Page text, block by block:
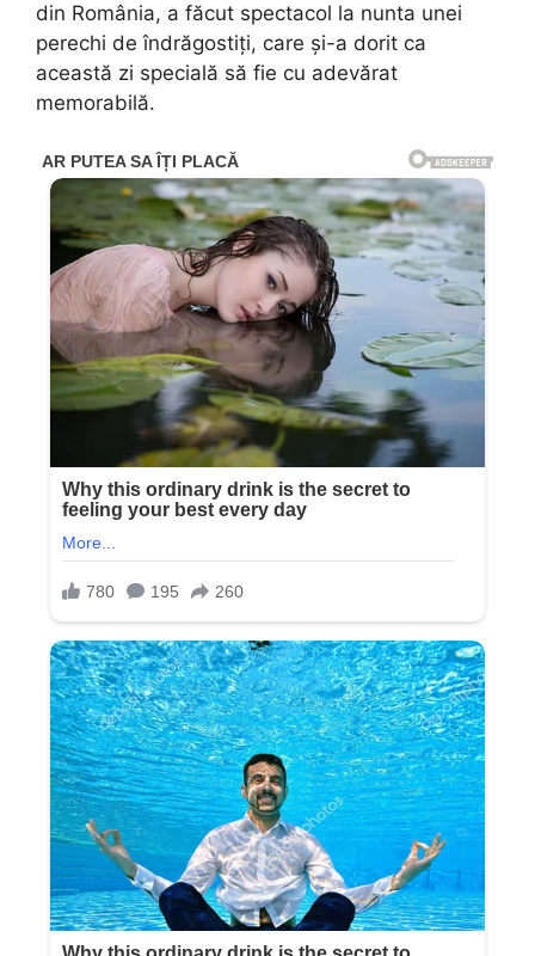
din România, a făcut spectacol la nunta unei
perechi de îndrăgostiți, care și-a dorit ca
această zi specială să fie cu adevărat
memorabilă.